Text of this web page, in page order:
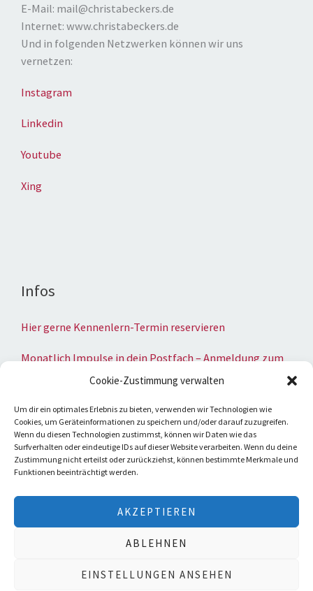
Cookie-Zustimmung verwalten
Um dir ein optimales Erlebnis zu bieten, verwenden wir Technologien wie
Cookies, um Geräteinformationen zu speichern und/oder darauf zuzugreifen.
Wenn du diesen Technologien zustimmst, können wir Daten wie das
Surfverhalten oder eindeutige IDs auf dieser Website verarbeiten. Wenn du deine
Zustimmung nicht erteilst oder zurückziehst, können bestimmte Merkmale und
Funktionen beeinträchtigt werden.
AKZEPTIEREN
ABLEHNEN
EINSTELLUNGEN ANSEHEN
E-Mail: mail@christabeckers.de
Internet: www.christabeckers.de
Und in folgenden Netzwerken können wir uns
vernetzen:
Instagram
Linkedin
Youtube
Xing
Infos
Hier gerne Kennenlern-Termin reservieren
Monatlich Impulse in dein Postfach – Anmeldung zum
Umsatzsteuer-Identifikationsnummer
gemäß § 27 a Umsatzsteuergesetz:
UST-IdNr.: DE206238581
Datenschutzerklärung